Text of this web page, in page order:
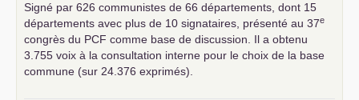
Signé par 626 communistes de 66 départements, dont 15
départements avec plus de 10 signataires, présenté au 37e
congrès du PCF comme base de discussion. Il a obtenu
3.755 voix à la consultation interne pour le choix de la base
commune (sur 24.376 exprimés).